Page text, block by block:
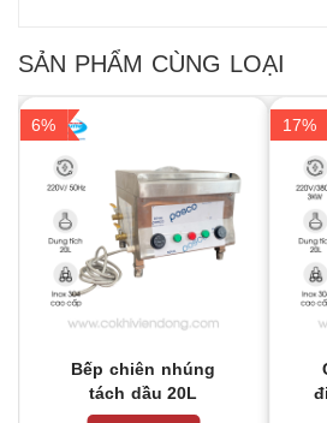
SẢN PHẨM CÙNG LOẠI
6%
Bếp chiên nhúng
tách dầu 20L
17%